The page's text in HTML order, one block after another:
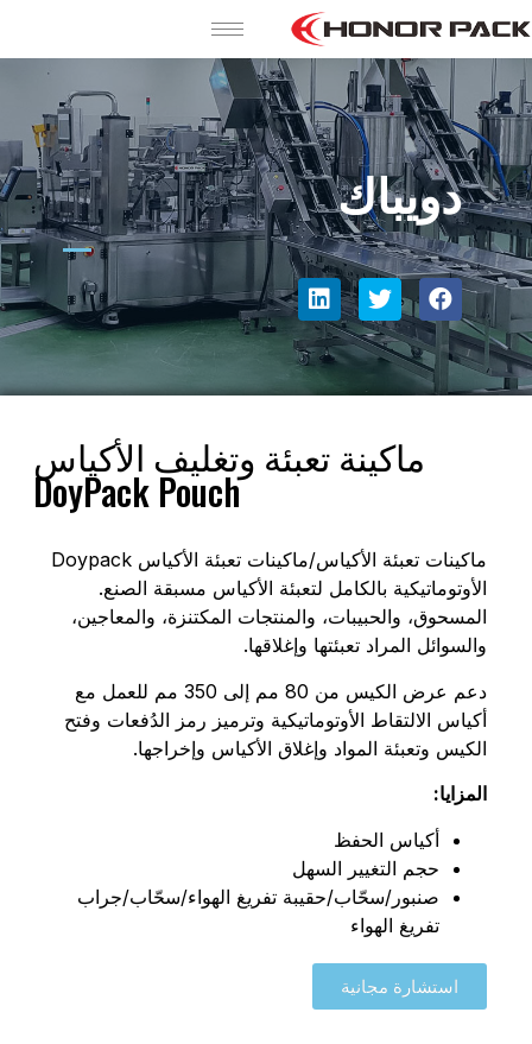
دويباك
ماكينة تعبئة وتغليف الأكياس
DoyPack Pouch
ماكينات تعبئة الأكياس/ماكينات تعبئة الأكياس Doypack
الأوتوماتيكية بالكامل لتعبئة الأكياس مسبقة الصنع.
المسحوق، والحبيبات، والمنتجات المكتنزة، والمعاجين،
والسوائل المراد تعبئتها وإغلاقها.
دعم عرض الكيس من 80 مم إلى 350 مم للعمل مع
أكياس الالتقاط الأوتوماتيكية وترميز رمز الدُفعات وفتح
الكيس وتعبئة المواد وإغلاق الأكياس وإخراجها.
المزايا:
أكياس الحفظ
حجم التغيير السهل
صنبور/سحّاب/حقيبة تفريغ الهواء/سحّاب/جراب
تفريغ الهواء
استشارة مجانية